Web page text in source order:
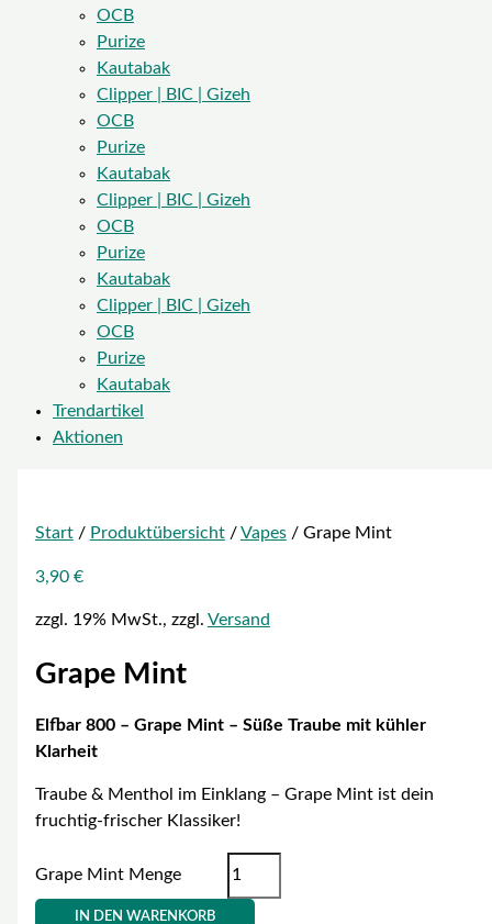
OCB
Purize
Kautabak
Clipper | BIC | Gizeh
OCB
Purize
Kautabak
Clipper | BIC | Gizeh
OCB
Purize
Kautabak
Clipper | BIC | Gizeh
OCB
Purize
Kautabak
Trendartikel
Aktionen
Start/ Produktübersicht/ Vapes/ Grape Mint
3,90 €
zzgl. 19% MwSt., zzgl. Versand
Grape Mint
Elfbar 800 – Grape Mint – Süße Traube mit kühler
Klarheit
Traube & Menthol im Einklang – Grape Mint ist dein
fruchtig-frischer Klassiker!
Grape Mint Menge
IN DEN WARENKORB